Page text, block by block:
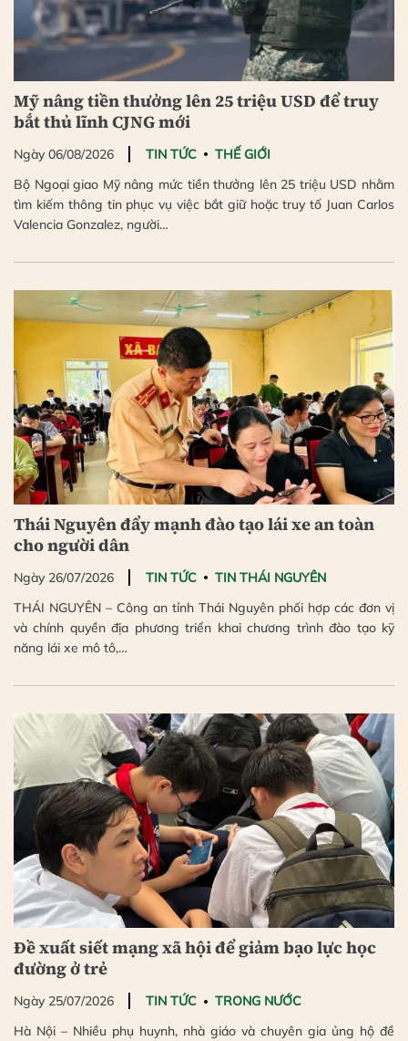
Mỹ nâng tiền thưởng lên 25 triệu USD để truy
bắt thủ lĩnh CJNG mới
Ngày 06/08/2026 TIN TỨC
THẾ GIỚI
Bộ Ngoại giao Mỹ nâng mức tiền thưởng lên 25 triệu USD nhằm
tìm kiếm thông tin phục vụ việc bắt giữ hoặc truy tố Juan Carlos
Valencia Gonzalez, người…
Thái Nguyên đẩy mạnh đào tạo lái xe an toàn
cho người dân
Ngày 26/07/2026 TIN TỨC
TIN THÁI NGUYÊN
THÁI NGUYÊN – Công an tỉnh Thái Nguyên phối hợp các đơn vị
và chính quyền địa phương triển khai chương trình đào tạo kỹ
năng lái xe mô tô,…
Đề xuất siết mạng xã hội để giảm bạo lực học
đường ở trẻ
Ngày 25/07/2026 TIN TỨC
TRONG NƯỚC
Hà Nội – Nhiều phụ huynh, nhà giáo và chuyên gia ủng hộ đề